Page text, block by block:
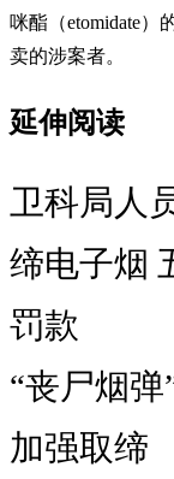
咪酯（etomidate）
卖的涉案者。
延伸阅读
卫科局人
缔电子烟
罚款
“丧尸烟弹
加强取缔